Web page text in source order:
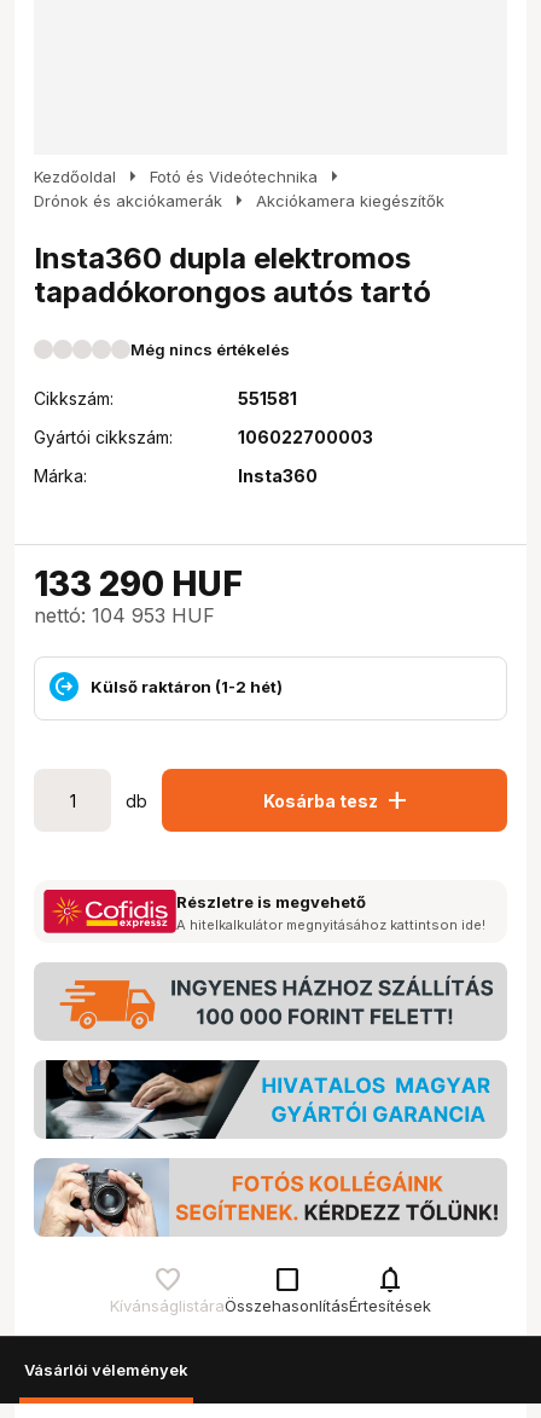
Kezdőoldal arrow_right Fotó és Videótechnika arrow_right
Drónok és akciókamerák arrow_right Akciókamera kiegészítők
Insta360 dupla elektromos
tapadókorongos autós tartó
Még nincs értékelés
Cikkszám:
551581
Gyártói cikkszám:
106022700003
Márka:
Insta360
133 290 HUF
nettó: 104 953 HUF
Külső raktáron (1-2 hét)
db Kosárba tesz add
Részletre is megvehető
A hitelkalkulátor megnyitásához kattintson ide!
Kívánságlistára
check_box_outline_blank
Összehasonlítás
notifications
Értesítések
Vásárlói vélemények